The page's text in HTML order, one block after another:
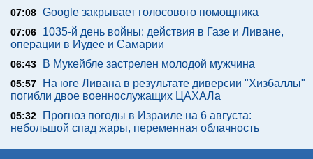
07:08 Google закрывает голосового помощника
07:06
1035-й день войны: действия в Газе и Ливане,
операции в Иудее и Самарии
06:43 В Мукейбле застрелен молодой мужчина
05:57
На юге Ливана в результате диверсии "Хизбаллы"
погибли двое военнослужащих ЦАХАЛа
05:32
Прогноз погоды в Израиле на 6 августа:
небольшой спад жары, переменная облачность